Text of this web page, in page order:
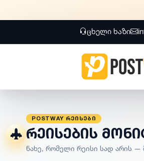
ცხელი ხაზი
POSTWAY ᲠᲔᲘᲡᲔᲑᲘ
რეისების
ნახე, რომელი რეისი სად არის